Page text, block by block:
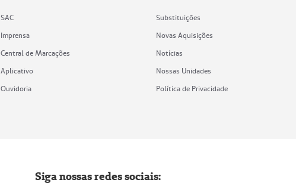
SAC
Imprensa
Central de Marcações
Aplicativo
Ouvidoria
Substituições
Novas Aquisições
Notícias
Nossas Unidades
Política de Privacidade
Siga nossas redes sociais: